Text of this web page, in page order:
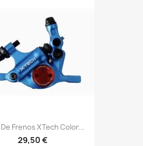
Frenos XTech Color...
29,50 €